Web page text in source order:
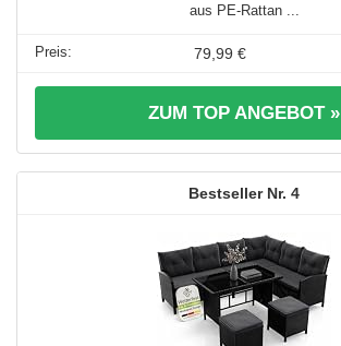
aus PE-Rattan ...
79,99 €
ZUM TOP ANGEBOT »
4